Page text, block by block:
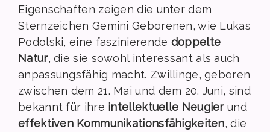
Eigenschaften zeigen die unter dem
Sternzeichen Gemini Geborenen, wie Lukas
Podolski, eine faszinierende doppelte
Natur, die sie sowohl interessant als auch
anpassungsfähig macht. Zwillinge, geboren
zwischen dem 21. Mai und dem 20. Juni, sind
bekannt für ihre intellektuelle Neugierund
effektiven Kommunikationsfähigkeiten, die